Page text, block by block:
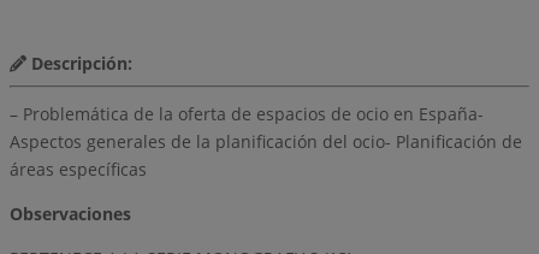
Descripción:
– Problemática de la oferta de espacios de ocio en España-
Aspectos generales de la planificación del ocio- Planificación de
áreas específicas
Observaciones